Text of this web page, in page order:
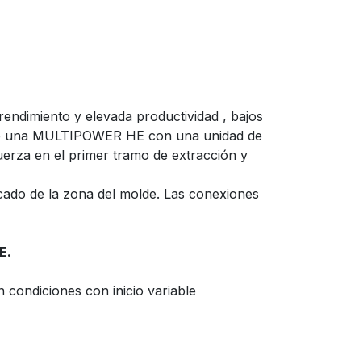
y elevada productividad , bajos
MULTIPOWER HE con una unidad de
en el primer tramo de extracción y
de la zona del molde. Las conexiones
condiciones con inicio variable